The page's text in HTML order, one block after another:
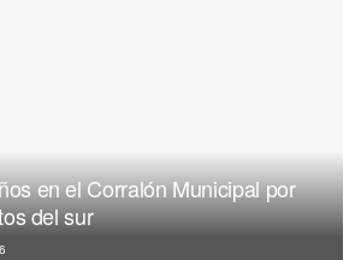
en el Corralón Municipal por
del sur